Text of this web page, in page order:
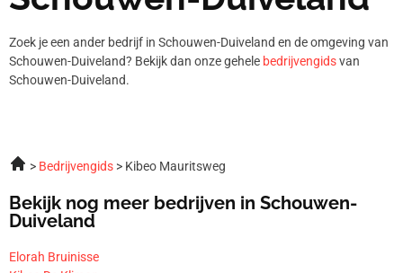
Zoek je een ander bedrijf in Schouwen-Duiveland en de omgeving van
Schouwen-Duiveland? Bekijk dan onze gehele bedrijvengidsvan
Schouwen-Duiveland.
Bedrijvengids Kibeo Mauritsweg
Bekijk nog meer bedrijven in Schouwen-
Duiveland
Elorah Bruinisse